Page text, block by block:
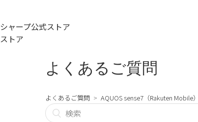
シャープ公式ストア
ストア
よくあるご質問
よくあるご質問 AQUOS sense7（Rakuten Mobile）